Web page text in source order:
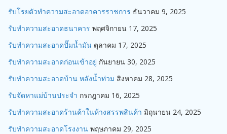
รับโรยตัวทำความสะอาดอาคารราชการ ธันวาคม 9, 2025
รับทำความสะอาดธนาคาร พฤศจิกายน 17, 2025
รับทำความสะอาดปั๊มน้ำมัน ตุลาคม 17, 2025
รับทำความสะอาดก่อนเข้าอยู่ กันยายน 30, 2025
รับทำความสะอาดบ้าน หลังน้ำท่วม สิงหาคม 28, 2025
รับจัดหาแม่บ้านประจำ กรกฎาคม 16, 2025
รับทำความสะอาดร้านค้าในห้างสรรพสินค้า มิถุนายน 24, 2025
รับทำความสะอาดโรงงาน พฤษภาคม 29, 2025